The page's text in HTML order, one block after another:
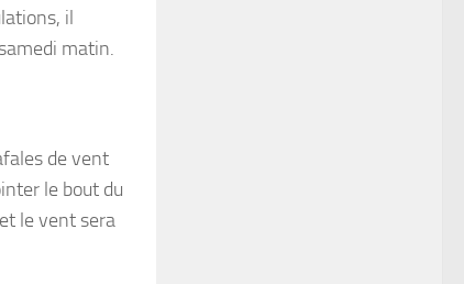
il
matin.
de vent
le bout du
le vent sera